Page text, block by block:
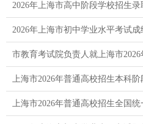
2026年上海市高中阶段学校招生
2026年上海市初中学业水平考试
上海市2026年普通高校招生本科
上海市2026年普通高校招生全国